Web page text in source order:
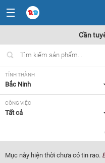
Cần
TỈNH THÀNH
Bắc Ninh
CÔNG VIỆC
Tất cả
Tất cả
Mục này hiện thời chưa có tin rao.